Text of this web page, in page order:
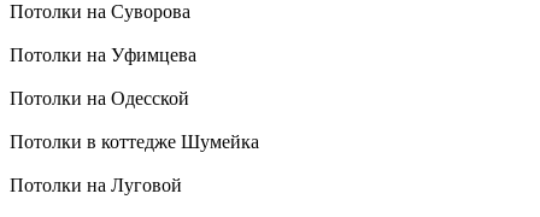
Потолки на Суворова
Потолки на Уфимцева
Потолки на Одесской
Потолки в коттедже Шумейка
Потолки на Луговой